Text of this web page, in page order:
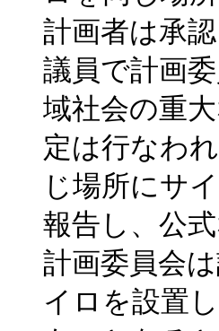
計画者は承
議員で計画
域社会の重
定は行なわ
じ場所にサ
報告し、公
計画委員会
イロを設置